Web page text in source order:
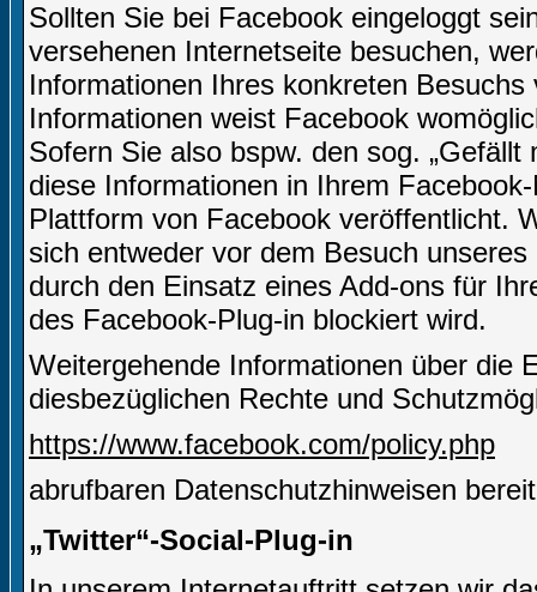
Sollten Sie bei Facebook eingeloggt
versehenen Internetseite besuchen,
Informationen Ihres konkreten
Informationen weist Facebook
Sofern Sie also bspw. den sog.
diese Informationen in Ihrem
Plattform von Facebook veröffentlicht.
sich entweder vor dem Besuch
durch den Einsatz eines Add-ons für
des Facebook-Plug-in blockiert wird.
Weitergehende Informationen über die
diesbezüglichen Rechte und
https://www.facebook.com/policy.php
abrufbaren Datenschutzhinweisen
„Twitter“-Social-Plug-in